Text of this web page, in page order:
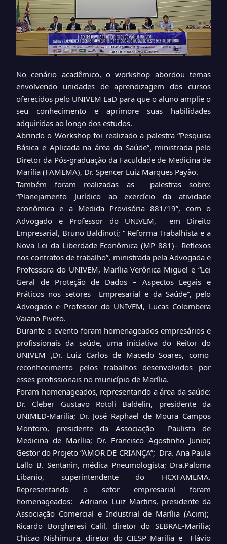
No cenário acadêmico, o workshop abordou temas
envolvendo unidades de aprendizagem dos cursos
oferecidos pelo UNIVEM EaD para que o aluno amplie o
seu conhecimento e aprimore suas habilidades
adquiridas ao longo dos estudos.
Abrindo o Workshop foi realizado a palestra “Pesquisa
Básica e Aplicada na área da Saúde”, ministrada pelo
Diretor da Pós-graduação da Faculdade de Medicina de
Marília (FAMEMA), Dr. Spencer Luiz Marques Payão.
Também foram realizadas as palestras sobre:
“Planejamento Jurídico ao exercício da atividade
econômica e a Medida Provisória 881/19”, com o
Advogado e Professor do UNIVEM, em Direito
Empresarial, Bruno Baldinoti; “ Reforma Trabalhista e a
Nova Lei da Liberdade Econômica (MP 881)– Reflexos
nos contratos de trabalho”, ministrada pela Advogada e
Professora do UNIVEM, Marília Verônica Miguel e “Lei
Geral de Proteção de Dados – Aspectos Legais e
Práticos nos setores Empresarial e da Saúde”, pelo
Advogado e Professor do UNIVEM, Lucas Colombera
Vaiano Piveto.
Durante o evento foram homenageados empresários e
profissionais da saúde, uma iniciativa do Reitor do
UNIVEM ,Dr. Luiz Carlos de Macedo Soares, como
reconhecimento pelos trabalhos desenvolvidos por
esses profissionais no município de Marília.
Foram homenageados, representando a área da saúde:
Dr. Cleber Gustavo Rotoli Baldelin, presidente da
UNIMED-Marilia; Dr. José Raphael de Moura Campos
Montoro, presidente da Associação Paulista de
Medicina de Marília; Dr. Francisco Agostinho Junior,
Gestor do Projeto “AMOR DE CRIANÇA”; Dra. Ana Paula
Lallo B. Sentanin, médica Pneumologista; Dra.Paloma
Libanio, superintendente do HCXFAMEMA.
Representando o setor empresarial foram
homenageados: Adriano Luiz Martins, presidente da
Associação Comercial e Industrial de Marília (Acim);
Ricardo Borgheresi Calil, diretor do SEBRAE-Marilia;
Chicao Nishimura, diretor do CIESP Marilia e Flávio